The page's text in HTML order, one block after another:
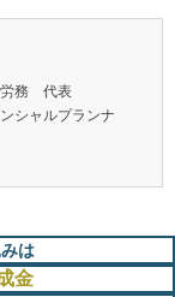
労務 代表
シャルプランナ
は
金